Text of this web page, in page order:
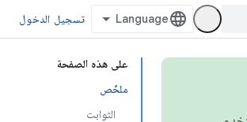
تسجيل الدخول
على هذه الصفحة
ملخّص
الثوابت